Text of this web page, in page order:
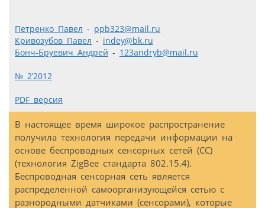
Петренко Павел - ppb323@mail.ru
Кривозубов Павел - indey@bk.ru
Бонч-Бруевич Андрей - 123andryb@mail.ru
№ 2’2012
PDF версия
В настоящее время широкое распространение
получила технология передачи информации на
основе беспроводных сенсорных сетей (СС)
(технология ZigBee стандарта 802.15.4).
Беспроводная сенсорная сеть является
распределенной самоорганизующейся сетью с
разнородными датчиками (сенсорами), которые